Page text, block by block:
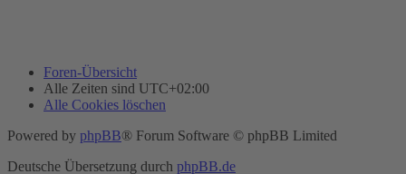
Foren-Übersicht
Alle Zeiten sind UTC+02:00
Alle Cookies löschen
Powered by phpBB® Forum Software © phpBB Limited
Deutsche Übersetzung durch phpBB.de